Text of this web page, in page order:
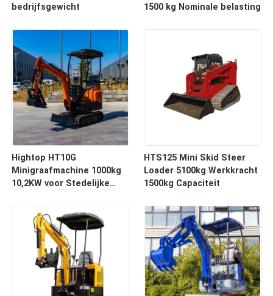
bedrijfsgewicht
1500 kg Nominale belasting
Hightop HT10G
Minigraafmachine 1000kg
10,2KW voor Stedelijke
HTS125 Mini Skid Steer
Loader 5100kg Werkkracht
1500kg Capaciteit